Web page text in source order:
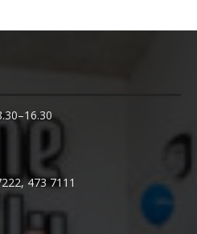
473 7111